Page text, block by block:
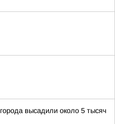
высадили около 5 тысяч